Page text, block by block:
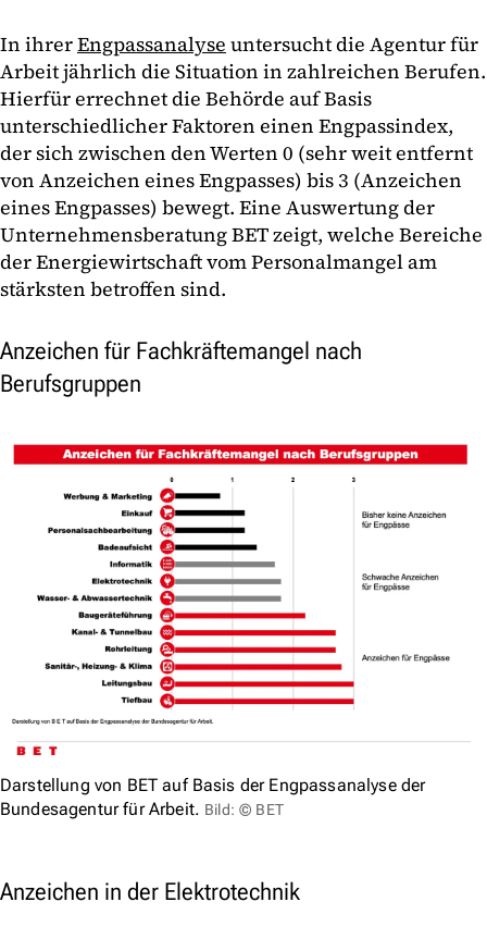
In ihrerEngpassanalyse untersucht die Agentur für
Arbeit jährlich die Situation in zahlreichen Berufen.
Hierfür errechnet die Behörde auf Basis
unterschiedlicher Faktoren einen Engpassindex,
der sich zwischen den Werten 0 (sehr weit entfernt
von Anzeichen eines Engpasses) bis 3 (Anzeichen
eines Engpasses) bewegt. Eine Auswertung der
Unternehmensberatung BET zeigt, welche Bereiche
der Energiewirtschaft vom Personalmangel am
stärksten betroffen sind.
Anzeichen für Fachkräftemangel nach
Berufsgruppen
Darstellung von BET auf Basis der Engpassanalyse der
Bundesagentur für Arbeit. Bild: © BET
Anzeichen in der Elektrotechnik